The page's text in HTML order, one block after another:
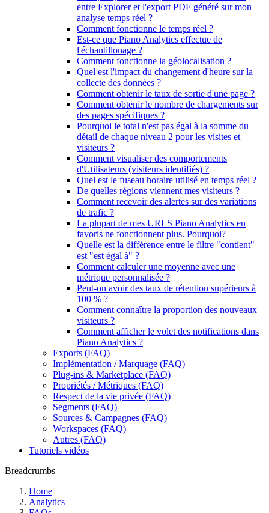
entre Explorer et l'export PDF généré sur mon
analyse temps réel ?
Comment fonctionne le temps réel ?
Est-ce que Piano Analytics effectue de
l'échantillonage ?
Comment fonctionne la géolocalisation ?
Quel est l'impact du changement d'heure sur la
collecte des données ?
Comment obtenir le taux de sortie d'une page ?
Comment obtenir le nombre de chargements sur
des pages spécifiques ?
Pourquoi le total n'est pas égal à la somme du
détail de chaque niveau 2 pour les visites et
visiteurs ?
Comment visualiser des comportements
d'Utilisateurs (visiteurs identifiés) ?
Quel est le fuseau horaire utilisé en temps réel ?
De quelles régions viennent mes visiteurs ?
Comment recevoir des alertes sur des variations
de trafic ?
La plupart de mes URLS Piano Analytics en
favoris ne fonctionnent plus. Pourquoi?
Quelle est la différence entre le filtre "contient"
est "est égal à" ?
Comment calculer une moyenne avec une
métrique personnalisée ?
Peut-on avoir des taux de rétention supérieurs à
100 % ?
Comment connaître la proportion des nouveaux
visiteurs ?
Comment afficher le volet des notifications dans
Piano Analytics ?
Exports (FAQ)
Implémentation / Marquage (FAQ)
Plug-ins & Marketplace (FAQ)
Propriétés / Métriques (FAQ)
Respect de la vie privée (FAQ)
Segments (FAQ)
Sources & Campagnes (FAQ)
Workspaces (FAQ)
Autres (FAQ)
Tutoriels vidéos
Breadcrumbs
Home
Analytics